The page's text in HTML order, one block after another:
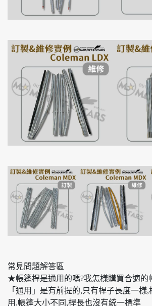
常見問題解答區
★帳篷桿是通用的嗎?我怎樣購買合適的
「通用」是有前提的,只有桿子長度一樣
用.帳篷大小不同,桿長也沒有統一標準